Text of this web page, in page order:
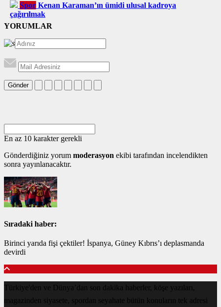
Spor Kenan Karaman’ın ümidi ulusal kadroya
çağırılmak
YORUMLAR
Gönder
En az 10 karakter gerekli
Gönderdiğiniz yorum moderasyon ekibi tarafından incelendikten
sonra yayınlanacaktır.
Sıradaki haber:
Birinci yarıda fişi çektiler! İspanya, Güney Kıbrıs’ı deplasmanda
devirdi
Türkiye'den ve Dünya’dan son dakika haberler, köşe yazıları,
magazinden siyasete, spordan seyahate bütün konuların tek adresi